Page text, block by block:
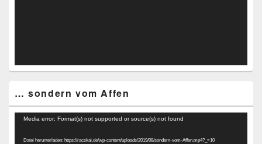
… sondern vom Affen
Video-
Media error: Format(s) not supported or source(s) not found
Datei herunterladen: https://racskai.de/wp-content/uploads/2019/08/sondern-vom-Affen.mp4?_=10